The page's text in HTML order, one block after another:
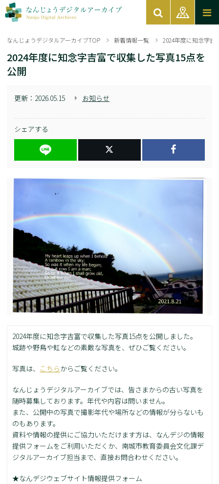
なんじょうデジタルアーカイブTOP 新着情報一覧 2024年度に知念字吉
2024年度に知念字吉富で収集した写真15点を
公開
更新： 2026.05.15 お知らせ
シェアする
2024年度に知念字吉富で収集した写真15点を公開しました。
城跡や野鳥や虹などの素敵な写真を、ぜひご覧ください。
写真は、 こちらからご覧ください。
なんじょうデジタルアーカイブでは、皆さまからの古い写真を
随時募集しております。年代や内容は問いません。
また、公開中の写真で撮影年代や場所などの情報が分らないも
のもあります。
資料や情報の提供にご協力いただけます方は、なんデジの情報
提供フォームをご利用いただくか、南城市教育委員会文化課デ
ジタルアーカイブ担当まで、直接お問合わせください。
★なんデジウェブサイト情報提供フォーム